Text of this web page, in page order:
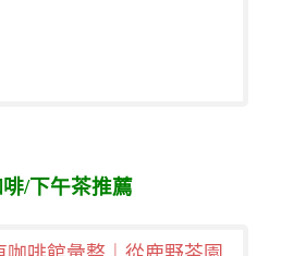
/下午茶推薦